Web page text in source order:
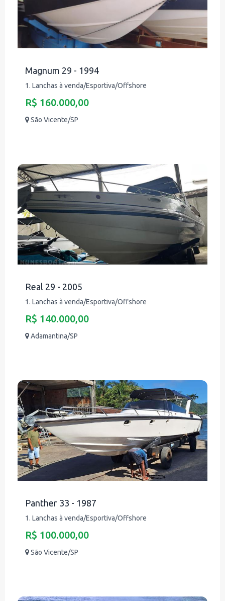
Magnum 29 - 1994
1. Lanchas à venda/Esportiva/Offshore
R$ 160.000,00
São Vicente/SP
Real 29 - 2005
1. Lanchas à venda/Esportiva/Offshore
R$ 140.000,00
Adamantina/SP
Panther 33 - 1987
1. Lanchas à venda/Esportiva/Offshore
R$ 100.000,00
São Vicente/SP